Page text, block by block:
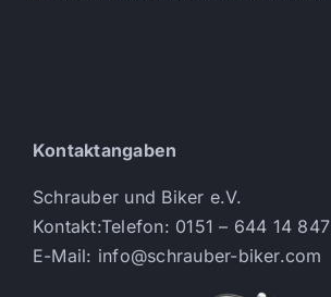
Kontaktangaben
Schrauber und Biker e.V.
Kontakt:Telefon: 0151 – 644 14 847
E-Mail: info@schrauber-biker.com